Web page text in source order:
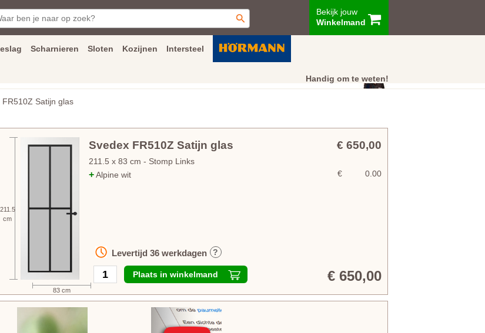
Bekijk jouw
Winkelmand
Scharnieren Sloten Kozijnen Intersteel
Handig om te weten!
Klantenservice
Satijn glas
211.5
cm
Svedex FR510Z Satijn glas € 650,00
211.5 x 83 cm - Stomp Links
+Alpine wit 0.00
€
Plaats in winkelmand
Levertijd 36werkdagen ?
€ 650,00
83 cm